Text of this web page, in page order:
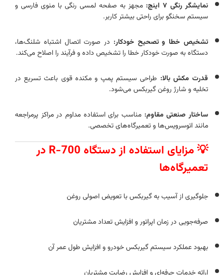
نمایشگر رنگی ۷ اینچ:
مجهز به صفحه لمسی رنگی با منوی فارسی و
سیستم سخنگو برای راحتی بیشتر کاربر.
تشخیص خطا و تصحیح خودکار: در صورت اتصال اشتباه شلنگ‌ها،
دستگاه به صورت خودکار خطا را تشخیص داده و فرآیند را اصلاح می‌کند.
قدرت مکش بالا: طراحی سیستم پمپ و مکنده قوی باعث تسریع در
تخلیه و شارژ روغن گیربکس می‌شود.
ساختار صنعتی مقاوم: مناسب برای استفاده مداوم در مراکز پرمراجعه
مانند اتوسرویس‌ها و تعمیرگاه‌های تخصصی.
💡 مزایای استفاده از دستگاه R-700 در
تعمیرگاه‌ها
جلوگیری از آسیب به گیربکس با تعویض اصولی روغن
صرفه‌جویی در زمان اپراتور و افزایش تعداد مشتریان
بهبود عملکرد سیستم گیربکس خودرو و افزایش طول عمر آن